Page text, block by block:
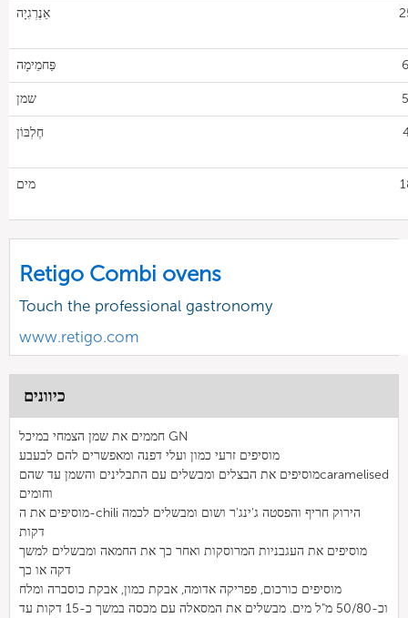
אֵנֶרְגִיָה
פַּחמֵימָה
שמן
חֶלְבּוֹן
מים
Retigo Combi ovens
Touch the professional gastronomy
www.retigo.com
כיוונים
חממים את שמן הצמחי במיכל GN
מוסיפים זרעי כמון ועלי דפנה ומאפשרים להם לבעבע
מוסיפים את הבצלים ומבשלים עם התבלינים והשמן עד שהםcaramelised
וחומים
מוסיפים את ה-chili הירוק חריף והפסטה ג'ינג'ר ושום ומבשלים לכמה
דקות
מוסיפים את העגבניות המרוסקות ואחר כך את החמאה ומבשלים למשך
דקה או כך
מוסיפים כורכום, פפריקה אדומה, אבקת כמון, אבקת כוסברה ומלח
וכ-50/80 מ"ל מים. מבשלים את המסאלה עם מכסה במשך כ-15 דקות עד